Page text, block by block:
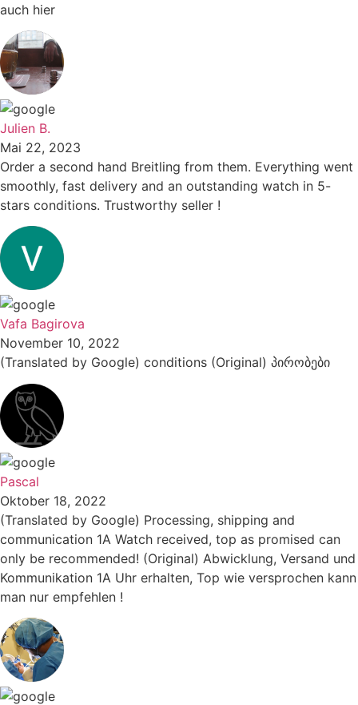
auch hier
Julien B.
Mai 22, 2023
Order a second hand Breitling from them. Everything went
smoothly, fast delivery and an outstanding watch in 5-
stars conditions. Trustworthy seller !
Vafa Bagirova
November 10, 2022
(Translated by Google) conditions (Original) პირობები
Pascal
Oktober 18, 2022
(Translated by Google) Processing, shipping and
communication 1A Watch received, top as promised can
only be recommended! (Original) Abwicklung, Versand und
Kommunikation 1A Uhr erhalten, Top wie versprochen kann
man nur empfehlen !